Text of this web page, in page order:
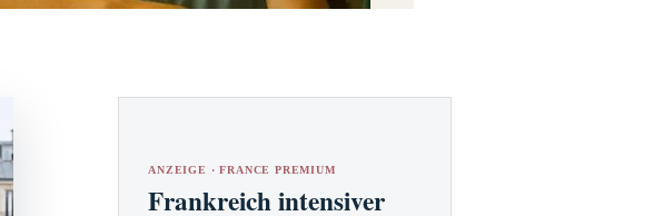
ANZEIGE · FRANCE PREMIUM
Frankreich intensiver